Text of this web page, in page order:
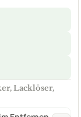
Lacklöser,